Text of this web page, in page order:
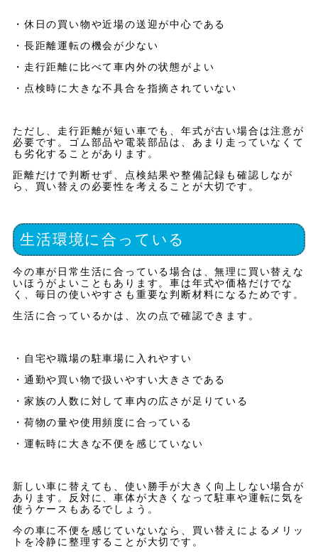
・休日の買い物や近場の送迎が中心である
・長距離運転の機会が少ない
・走行距離に比べて車内外の状態がよい
・点検時に大きな不具合を指摘されていない
ただし、走行距離が短い車でも、年式が古い場合は注意が
必要です。ゴム部品や電装部品は、あまり走っていなくて
も劣化することがあります。
距離だけで判断せず、点検結果や整備記録も確認しなが
ら、買い替えの必要性を考えることが大切です。
生活環境に合っている
今の車が日常生活に合っている場合は、無理に買い替えな
いほうがよいこともあります。車は年式や価格だけでな
く、毎日の使いやすさも重要な判断材料になるためです。
生活に合っているかは、次の点で確認できます。
・自宅や職場の駐車場に入れやすい
・通勤や買い物で扱いやすい大きさである
・家族の人数に対して車内の広さが足りている
・荷物の量や使用頻度に合っている
・運転時に大きな不便を感じていない
新しい車に替えても、使い勝手が大きく向上しない場合が
あります。反対に、車体が大きくなって駐車や運転に気を
使うケースもあるでしょう。
今の車に不便を感じていないなら、買い替えによるメリッ
トを冷静に整理することが大切です。